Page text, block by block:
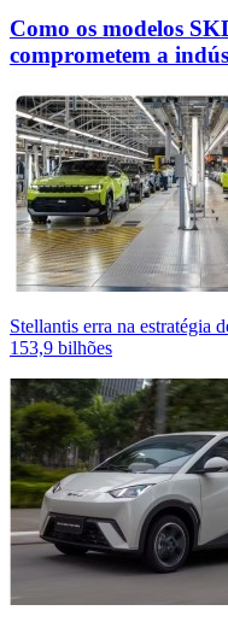
Como os modelos
comprometem a
Stellantis erra na estratégia
153,9 bilhões